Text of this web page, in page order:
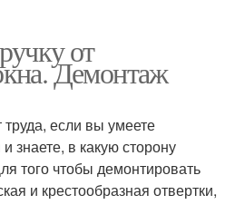
от
Демонтаж
труда, если вы умеете
знаете, в какую сторону
того чтобы демонтировать
и крестообразная отвертки,